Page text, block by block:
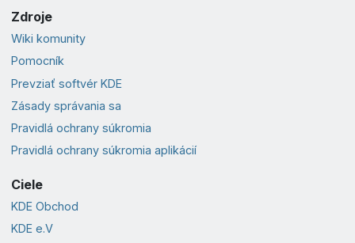
Zdroje
Wiki komunity
Pomocník
Prevziať softvér KDE
Zásady správania sa
Pravidlá ochrany súkromia
Pravidlá ochrany súkromia aplikácií
Ciele
KDE Obchod
KDE e.V